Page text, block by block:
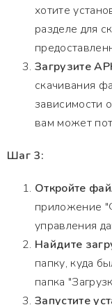
хотите
разделе для
Загрузите
скачивания
зависимости
вам может
Шаг 3:
Откройте
приложение
управления
Найдите
папку, куда
папка
Запустите